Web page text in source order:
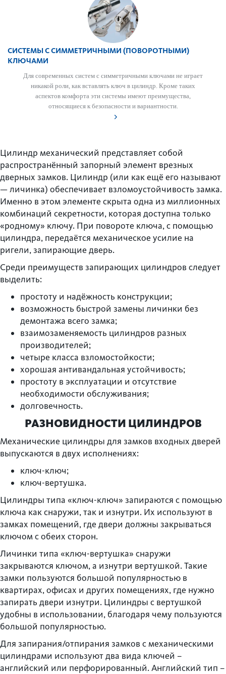
СИСТЕМЫ С СИММЕТРИЧНЫМИ (ПОВОРОТНЫМИ)
КЛЮЧАМИ
Для современных систем с симметричными ключами не играет
ник­акой роли, как вставлять ключ в цилиндр. Кроме таких
аспектов комфорта эти сис­темы имеют преимущества,
относящиеся к безоп­асности и вар­иантности.
Цилиндр механический представляет собой
распространённый запорный элемент врезных
дверных замков. Цилиндр (или как ещё его называют
— личинка) обеспечивает взломоустойчивость замка.
Именно в этом элементе скрыта одна из миллионных
комбинаций секретности, которая доступна только
«родному» ключу. При повороте ключа, с помощью
цилиндра, передаётся механическое усилие на
ригели, запирающие дверь.
Среди преимуществ запирающих цилиндров следует
выделить:
простоту и надёжность конструкции;
возможность быстрой замены личинки без
демонтажа всего замка;
взаимозаменяемость цилиндров разных
производителей;
четыре класса взломостойкости;
хорошая антивандальная устойчивость;
простоту в эксплуатации и отсутствие
необходимости обслуживания;
долговечность.
РАЗНОВИДНОСТИ ЦИЛИНДРОВ
Механические цилиндры для замков входных дверей
выпускаются в двух исполнениях:
ключ-ключ;
ключ-вертушка.
Цилиндры типа «ключ-ключ» запираются с помощью
ключа как снаружи, так и изнутри. Их используют в
замках помещений, где двери должны закрываться
ключом с обеих сторон.
Личинки типа «ключ-вертушка» снаружи
закрываются ключом, а изнутри вертушкой. Такие
замки пользуются большой популярностью в
квартирах, офисах и других помещениях, где нужно
запирать двери изнутри. Цилиндры с вертушкой
удобны в использовании, благодаря чему пользуются
большой популярностью.
Для запирания/отпирания замков с механическими
цилиндрами используют два вида ключей –
английский или перфорированный. Английский тип –